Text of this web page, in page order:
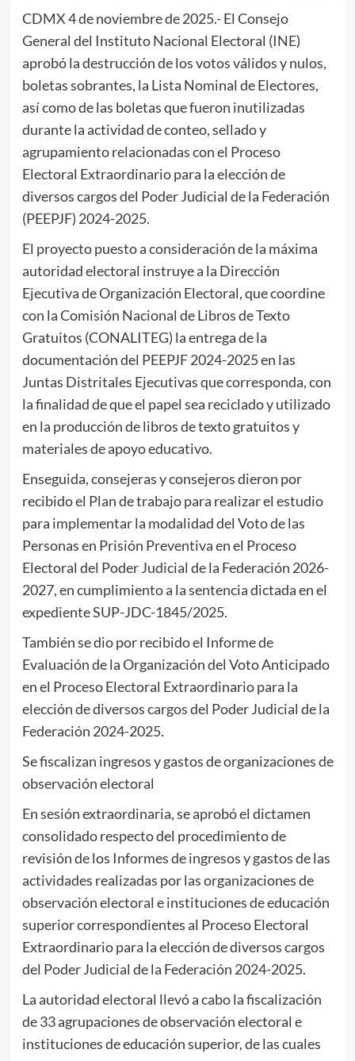
CDMX 4 de noviembre de 2025.- El Consejo
General del Instituto Nacional Electoral (INE)
aprobó la destrucción de los votos válidos y nulos,
boletas sobrantes, la Lista Nominal de Electores,
así como de las boletas que fueron inutilizadas
durante la actividad de conteo, sellado y
agrupamiento relacionadas con el Proceso
Electoral Extraordinario para la elección de
diversos cargos del Poder Judicial de la Federación
(PEEPJF) 2024-2025.
El proyecto puesto a consideración de la máxima
autoridad electoral instruye a la Dirección
Ejecutiva de Organización Electoral, que coordine
con la Comisión Nacional de Libros de Texto
Gratuitos (CONALITEG) la entrega de la
documentación del PEEPJF 2024-2025 en las
Juntas Distritales Ejecutivas que corresponda, con
la finalidad de que el papel sea reciclado y utilizado
en la producción de libros de texto gratuitos y
materiales de apoyo educativo.
Enseguida, consejeras y consejeros dieron por
recibido el Plan de trabajo para realizar el estudio
para implementar la modalidad del Voto de las
Personas en Prisión Preventiva en el Proceso
Electoral del Poder Judicial de la Federación 2026-
2027, en cumplimiento a la sentencia dictada en el
expediente SUP-JDC-1845/2025.
También se dio por recibido el Informe de
Evaluación de la Organización del Voto Anticipado
en el Proceso Electoral Extraordinario para la
elección de diversos cargos del Poder Judicial de la
Federación 2024-2025.
Se fiscalizan ingresos y gastos de organizaciones de
observación electoral
En sesión extraordinaria, se aprobó el dictamen
consolidado respecto del procedimiento de
revisión de los Informes de ingresos y gastos de las
actividades realizadas por las organizaciones de
observación electoral e instituciones de educación
superior correspondientes al Proceso Electoral
Extraordinario para la elección de diversos cargos
del Poder Judicial de la Federación 2024-2025.
La autoridad electoral llevó a cabo la fiscalización
de 33 agrupaciones de observación electoral e
instituciones de educación superior, de las cuales